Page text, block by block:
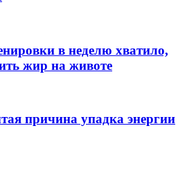
в неделю хватило,
жир на животе
причина упадка энергии